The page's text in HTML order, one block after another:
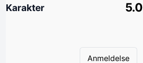
Karakter 5.0
Anmeldelse